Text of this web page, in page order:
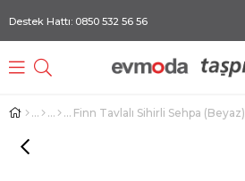
Destek Hattı: 0850 532 56 56
Finn Tavlalı Sihirli Sehpa (Beyaz)